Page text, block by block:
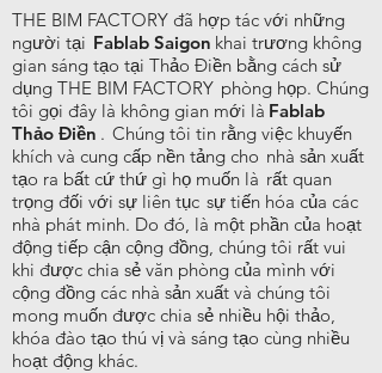
THE BIM FACTORY đã hợp tác với những
người tại Fablab Saigon khai trương không
gian sáng tạo tại Thảo Điền bằng cách sử
dụng THE BIM FACTORY phòng họp. Chúng
tôi gọi đây là không gian mới là Fablab
Thảo Điền . Chúng tôi tin rằng việc khuyến
khích và cung cấp nền tảng cho nhà sản xuất
tạo ra bất cứ thứ gì họ muốn là rất quan
trọng đối với sự liên tục sự tiến hóa của các
nhà phát minh. Do đó, là một phần của hoạt
động tiếp cận cộng đồng, chúng tôi rất vui
khi được chia sẻ văn phòng của mình với
cộng đồng các nhà sản xuất và chúng tôi
mong muốn được chia sẻ nhiều hội thảo,
khóa đào tạo thú vị và sáng tạo cùng nhiều
hoạt động khác.